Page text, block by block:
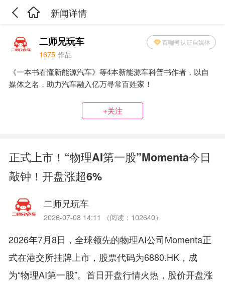
新闻详情
二师兄玩车 百咖号认证自媒体
1675 作品
《一本书看懂新能源汽车》等4本新能源车科普书作者，以自
媒体之名，助力汽车融入亿万寻常百姓家！
+关注
正式上市！“物理AI第一股”Momenta今日
敲钟！开盘涨超6%
二师兄玩车
2026-07-08 14:11 （阅读：102640）
2026年7月8日，全球领先的物理AI公司Momenta正
式在港交所挂牌上市，股票代码为6880.HK，成
为“物理AI第一股”。首日开盘行情火热，股价开盘涨